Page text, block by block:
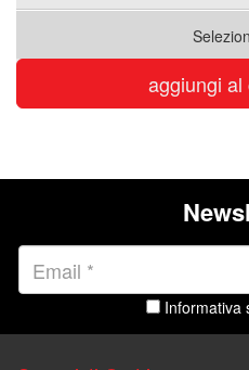
aggiungi al
Informativa